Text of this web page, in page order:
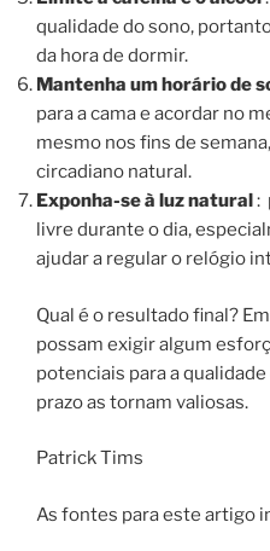
qualidade do sono,
da hora de dormir.
Mantenha um horário de
para a cama e acordar no
mesmo nos fins de
circadiano natural.
Exponha-se à luz natural:
livre durante o dia,
ajudar a regular o relógio
Qual é o resultado final?
possam exigir algum
potenciais para a
prazo as tornam valiosas.
Patrick Tims
As fontes para este artigo